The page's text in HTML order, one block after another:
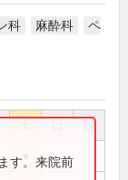
科 麻酔科
ペ
祝
す。来院前